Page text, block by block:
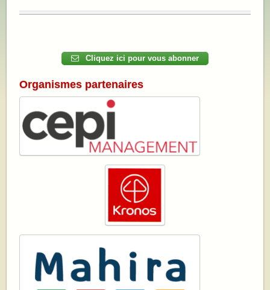
Cliquez ici pour vous abonner
Organismes partenaires